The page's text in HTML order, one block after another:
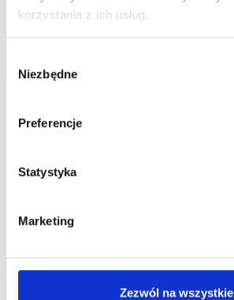
korzystania z ich usług.
zgody
Niezbędne
Preferencje
Statystyka
Marketing
Zezwól na wszystkie
Czytaj więcej
Czytaj więcej